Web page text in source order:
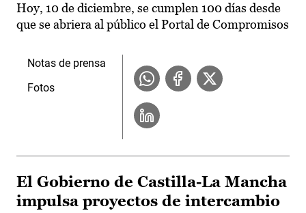
Hoy, 10 de diciembre, se cumplen 100 días desde
que se abriera al público el Portal de Compromisos
Notas de prensa
Fotos
El Gobierno de Castilla-La Mancha
impulsa proyectos de intercambio